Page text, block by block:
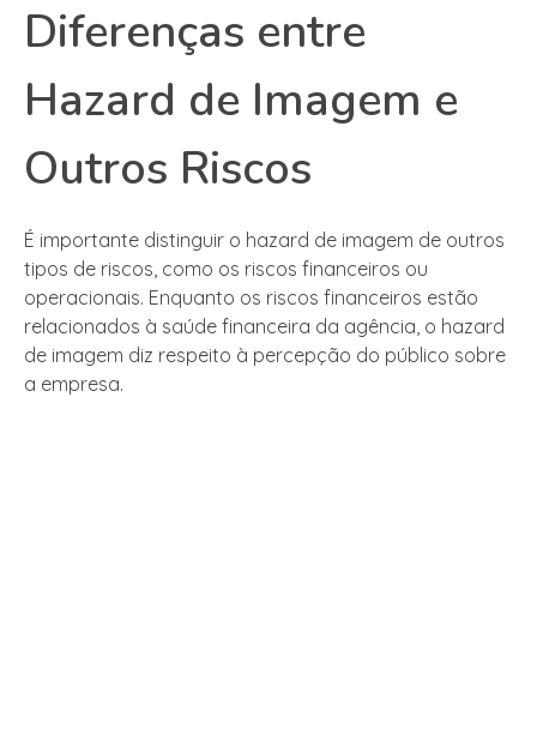
Diferenças entre
Hazard de Imagem e
Outros Riscos
É importante distinguir o hazard de imagem de outros
tipos de riscos, como os riscos financeiros ou
operacionais. Enquanto os riscos financeiros estão
relacionados à saúde financeira da agência, o hazard
de imagem diz respeito à percepção do público sobre
a empresa.